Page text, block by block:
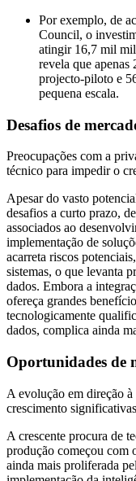
Por exemplo, de
Council, o
atingir 16,7 mil
revela que apenas
projecto-piloto e
pequena escala.
Desafios de
Preocupações com a
técnico para impedir o
Apesar do vasto
desafios a curto prazo,
associados ao
implementação de
acarreta riscos
sistemas, o que levanta
dados. Embora a
ofereça grandes
tecnologicamente
dados, complica ainda
Oportunidades de
A evolução em direção
crescimento significativas
A crescente procura de
produção começou com
ainda mais proliferada